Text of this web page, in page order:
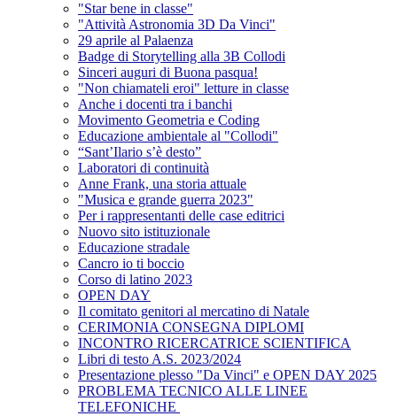
"Star bene in classe"
"Attività Astronomia 3D Da Vinci"
29 aprile al Palaenza
Badge di Storytelling alla 3B Collodi
Sinceri auguri di Buona pasqua!
"Non chiamateli eroi" letture in classe
Anche i docenti tra i banchi
Movimento Geometria e Coding
Educazione ambientale al "Collodi"
“Sant’Ilario s’è desto”
Laboratori di continuità
Anne Frank, una storia attuale
"Musica e grande guerra 2023"
Per i rappresentanti delle case editrici
Nuovo sito istituzionale
Educazione stradale
Cancro io ti boccio
Corso di latino 2023
OPEN DAY
Il comitato genitori al mercatino di Natale
CERIMONIA CONSEGNA DIPLOMI
INCONTRO RICERCATRICE SCIENTIFICA
Libri di testo A.S. 2023/2024
Presentazione plesso "Da Vinci" e OPEN DAY 2025
PROBLEMA TECNICO ALLE LINEE
TELEFONICHE